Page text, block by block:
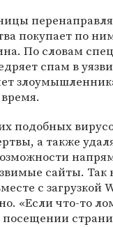
покупает по
По словам
спам в
подобных
а также
сайты.
с загрузкой
«Если что-то